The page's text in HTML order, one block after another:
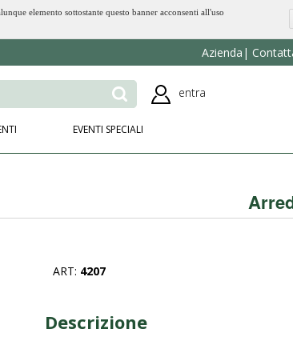
elemento sottostante questo banner acconsenti all'uso
Azienda
entra
EVENTI SPECIALI
ART: 4207
Descrizione